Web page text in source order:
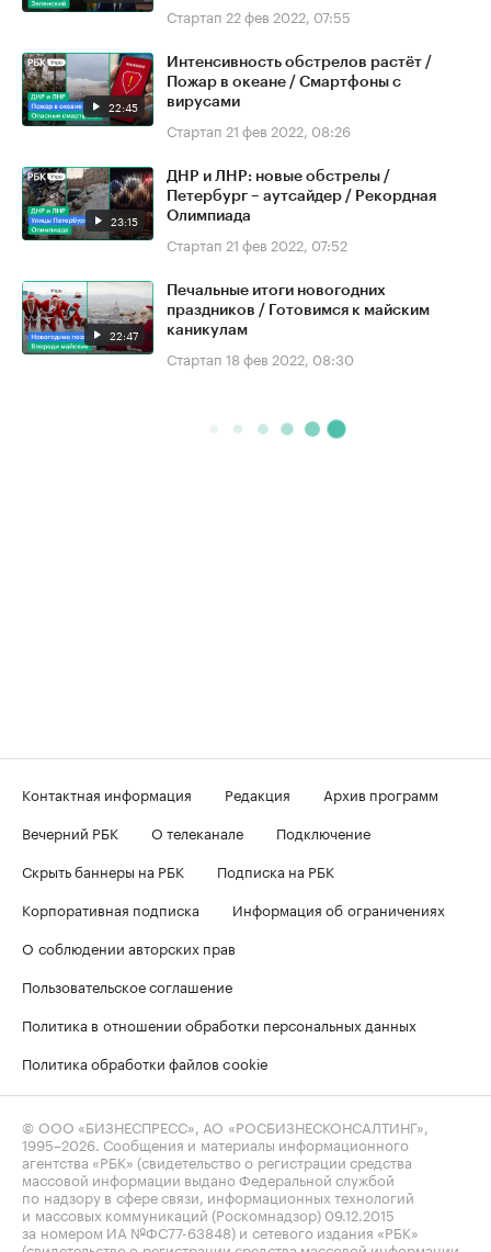
Стартап 22 фев 2022, 07:55
22:45
Интенсивность обстрелов растёт /
Пожар в океане / Смартфоны с
вирусами
Стартап 21 фев 2022, 08:26
23:15
ДНР и ЛНР: новые обстрелы /
Петербург – аутсайдер / Рекордная
Олимпиада
Стартап 21 фев 2022, 07:52
22:47
Печальные итоги новогодних
праздников / Готовимся к майским
каникулам
Стартап 18 фев 2022, 08:30
Контактная информация Редакция
Архив программ
Вечерний РБК
О телеканале
Подключение
Скрыть баннеры на РБК
Подписка на РБК
Корпоративная подписка
Информация об ограничениях
О соблюдении авторских прав
Пользовательское соглашение
Политика в отношении обработки персональных данных
Политика обработки файлов cookie
© ООО «БИЗНЕСПРЕСС», АО «РОСБИЗНЕСКОНСАЛТИНГ»,
1995–2026 . Сообщения и материалы информационного
агентства «РБК» (свидетельство о регистрации средства
массовой информации выдано Федеральной службой
по надзору в сфере связи, информационных технологий
и массовых коммуникаций (Роскомнадзор) 09.12.2015
за номером ИА №ФС77-63848) и сетевого издания «РБК»